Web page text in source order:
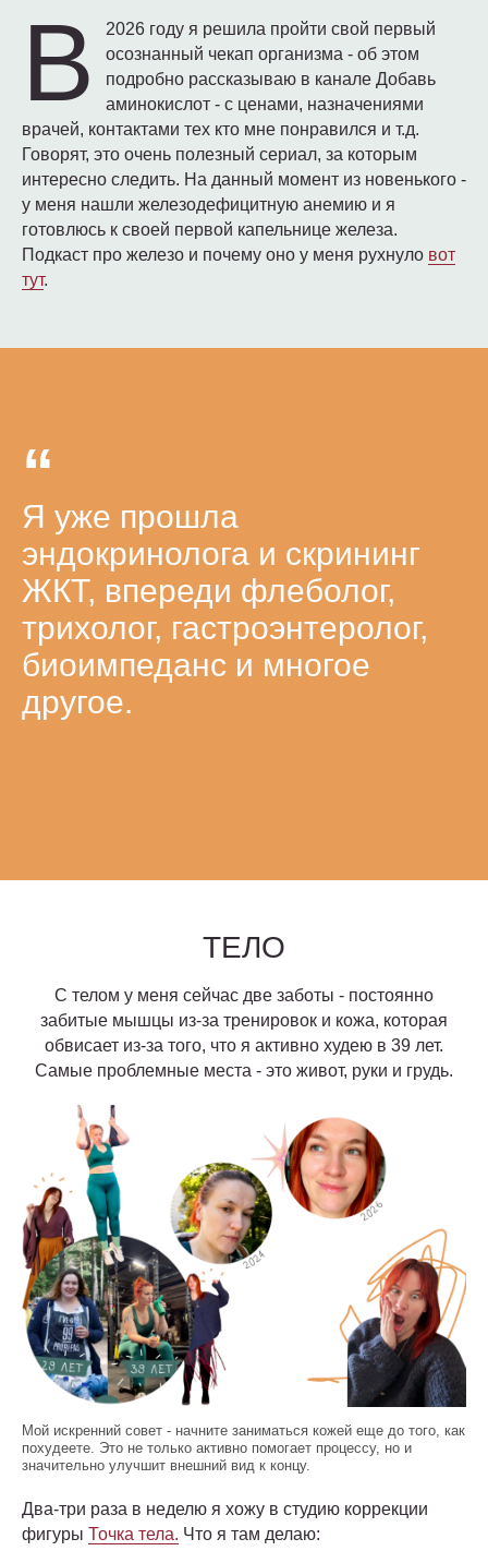
В
2026 году я решила пройти свой первый
осознанный чекап организма - об этом
подробно рассказываю в канале Добавь
аминокислот - с ценами, назначениями
врачей, контактами тех кто мне понравился и т.д.
Говорят, это очень полезный сериал, за которым
интересно следить. На данный момент из новенького -
у меня нашли железодефицитную анемию и я
готовлюсь к своей первой капельнице железа.
Подкаст про железо и почему оно у меня рухнуло вот
тут.
“
Я уже прошла
эндокринолога и скрининг
ЖКТ, впереди флеболог,
трихолог, гастроэнтеролог,
биоимпеданс и многое
другое.
ТЕЛО
С телом у меня сейчас две заботы - постоянно
забитые мышцы из-за тренировок и кожа, которая
обвисает из-за того, что я активно худею в 39 лет.
Самые проблемные места - это живот, руки и грудь.
Мой искренний совет - начните заниматься кожей еще до того, как
похудеете. Это не только активно помогает процессу, но и
значительно улучшит внешний вид к концу.
Два-три раза в неделю я хожу в студию коррекции
фигуры Точка тела. Что я там делаю:
pinterest
политика конфиденциальности
согласие на обработку ПД
© Все права защищены, 2026
ИП Егорова Полина Сергеевна, ИНН 780156025434
*На сайте упоминается Instаgram, принадлежащий компании Meta, признанной
экстремистской на территории РФ.